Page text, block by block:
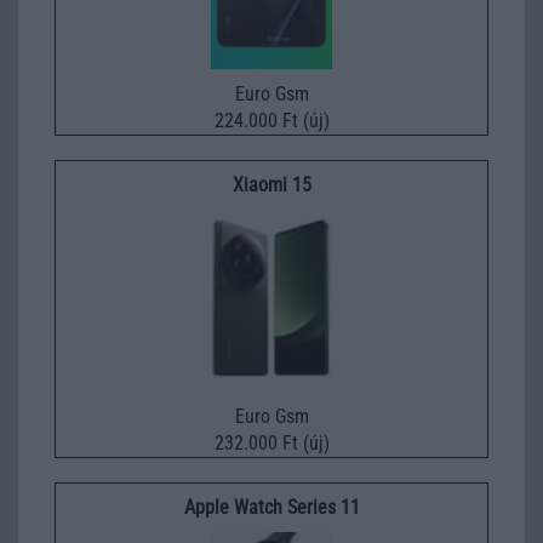
Euro Gsm
224.000 Ft (új)
Xiaomi 15
Euro Gsm
232.000 Ft (új)
Apple Watch Series 11